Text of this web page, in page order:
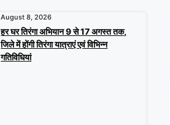
August 8, 2026
हर घर तिरंगा अभियान 9 से 17 अगस्त तक,
जिले में होंगी तिरंगा यात्राएं एवं विभिन्न
गतिविधियां